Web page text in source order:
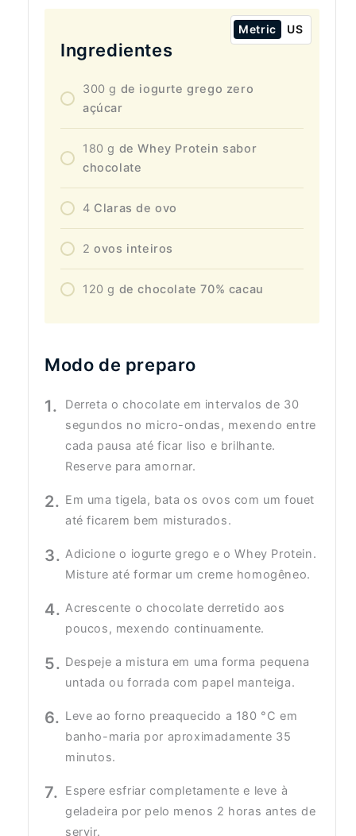
Ingredientes
Metric US
300 g de iogurte grego zero
açúcar
180 g de Whey Protein sabor
chocolate
4 Claras de ovo
2 ovos inteiros
120 g de chocolate 70% cacau
Modo de preparo
Derreta o chocolate em intervalos de 30
segundos no micro-ondas, mexendo entre
cada pausa até ficar liso e brilhante.
Reserve para amornar.
Em uma tigela, bata os ovos com um fouet
até ficarem bem misturados.
Adicione o iogurte grego e o Whey Protein.
Misture até formar um creme homogêneo.
Acrescente o chocolate derretido aos
poucos, mexendo continuamente.
Despeje a mistura em uma forma pequena
untada ou forrada com papel manteiga.
Leve ao forno preaquecido a 180 °C em
banho-maria por aproximadamente 35
minutos.
Espere esfriar completamente e leve à
geladeira por pelo menos 2 horas antes de
servir.